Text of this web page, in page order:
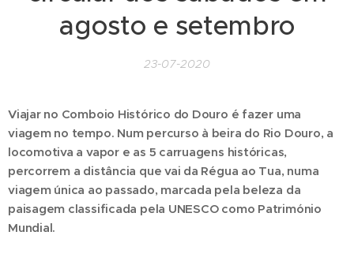
agosto e setembro
23-07-2020
Viajar no Comboio Histórico do Douro é fazer uma
viagem no tempo. Num percurso à beira do Rio Douro, a
locomotiva a vapor e as 5 carruagens históricas,
percorrem a distância que vai da Régua ao Tua, numa
viagem única ao passado, marcada pela beleza da
paisagem classificada pela UNESCO como Património
Mundial.